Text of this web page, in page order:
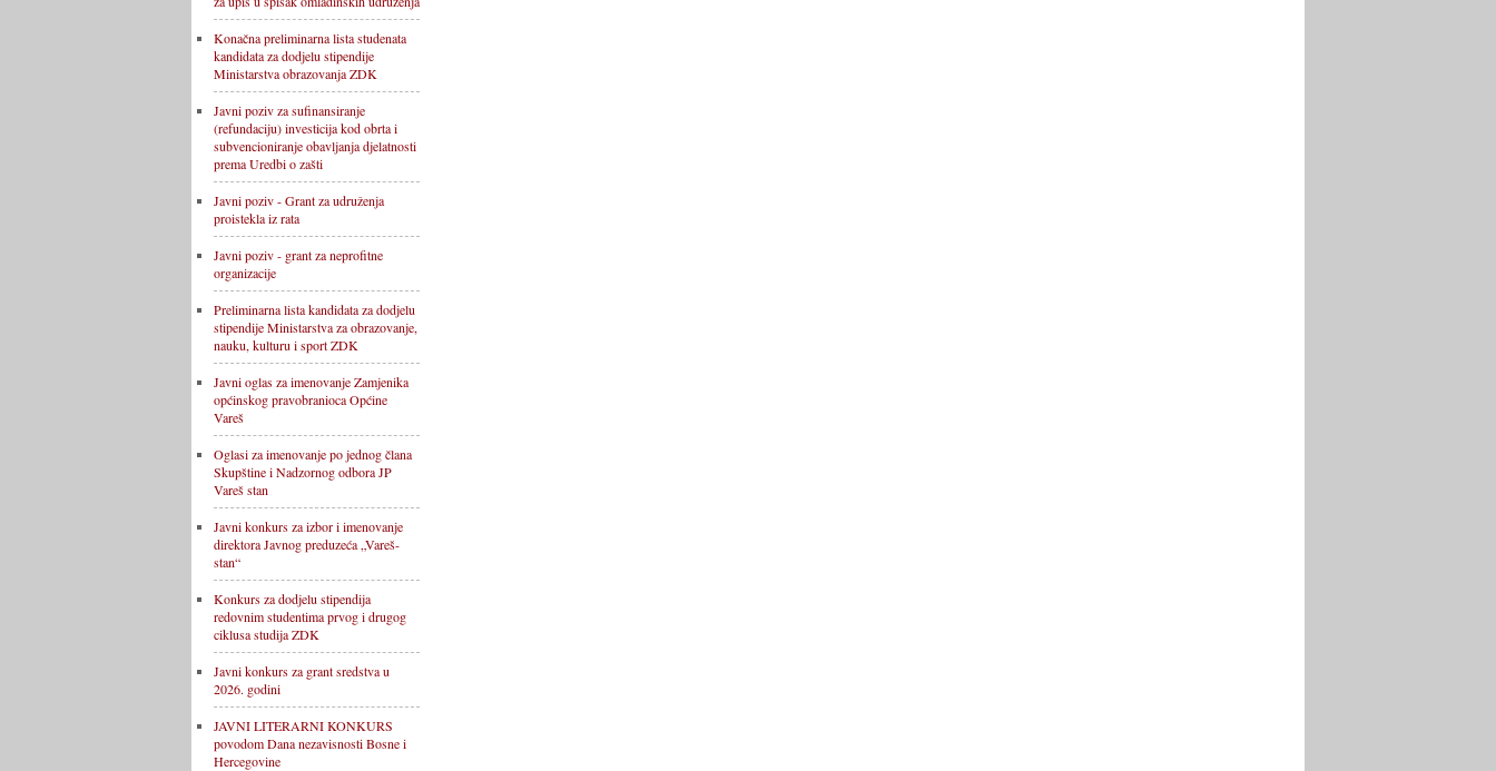
Konačna preliminarna lista studenata
kandidata za dodjelu stipendije
Ministarstva obrazovanja ZDK
Javni poziv za sufinansiranje
(refundaciju) investicija kod obrta i
subvencioniranje obavljanja djelatnosti
prema Uredbi o zašti
Javni poziv - Grant za udruženja
proistekla iz rata
Javni poziv - grant za neprofitne
organizacije
Preliminarna lista kandidata za dodjelu
stipendije Ministarstva za obrazovanje,
nauku, kulturu i sport ZDK
Javni oglas za imenovanje Zamjenika
općinskog pravobranioca Općine
Vareš
Oglasi za imenovanje po jednog člana
Skupštine i Nadzornog odbora JP
Vareš stan
Javni konkurs za izbor i imenovanje
direktora Javnog preduzeća „Vareš-
stan“
Konkurs za dodjelu stipendija
redovnim studentima prvog i drugog
ciklusa studija ZDK
Javni konkurs za grant sredstva u
2026. godini
JAVNI LITERARNI KONKURS
povodom Dana nezavisnosti Bosne i
Hercegovine